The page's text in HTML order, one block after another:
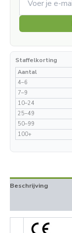
Staffelkorting
Aantal
4–6
7–9
10–24
25–49
50–99
100+
Beschrijving